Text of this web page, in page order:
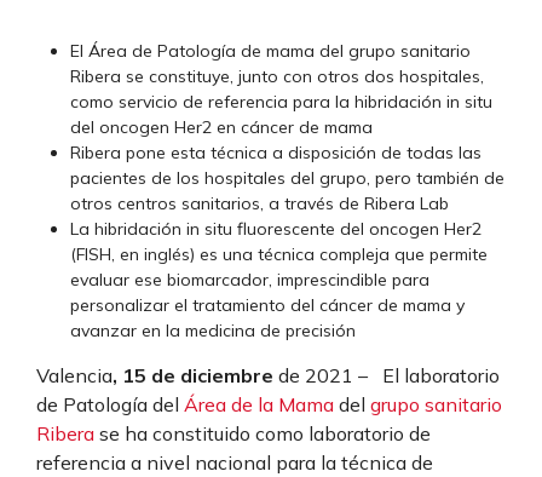
El Área de Patología de mama del grupo sanitario
Ribera se constituye, junto con otros dos hospitales,
como servicio de referencia para la hibridación in situ
del oncogen Her2 en cáncer de mama
Ribera pone esta técnica a disposición de todas las
pacientes de los hospitales del grupo, pero también de
otros centros sanitarios, a través de Ribera Lab
La hibridación in situ fluorescente del oncogen Her2
(FISH, en inglés) es una técnica compleja que permite
evaluar ese biomarcador, imprescindible para
personalizar el tratamiento del cáncer de mama y
avanzar en la medicina de precisión
Valencia, 15 de diciembre de 2021 – El laboratorio
de Patología del Área de la Mama del grupo sanitario
Ribera se ha constituido como laboratorio de
referencia a nivel nacional para la técnica de